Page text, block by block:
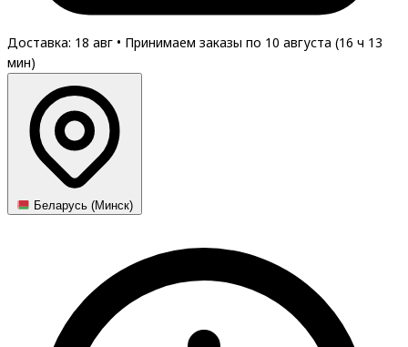
Доставка: 18 авг • Принимаем заказы по 10 августа (16 ч 13
мин)
Беларусь (Минск)